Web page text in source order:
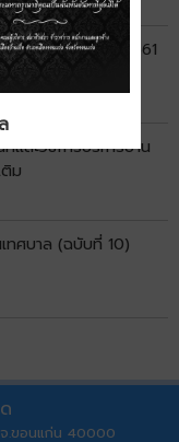
ชการ ฉบับที่ 5 พ.ศ.2561
ละวิธีการบริหารบ้าน
ม
ทศบาล (ฉบับที่ 10)
จ.ขอนแก่น 40000